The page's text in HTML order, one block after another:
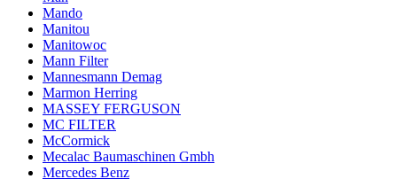
Mando
Manitou
Manitowoc
Mann Filter
Mannesmann Demag
Marmon Herring
MASSEY FERGUSON
MC FILTER
McCormick
Mecalac Baumaschinen Gmbh
Mercedes Benz